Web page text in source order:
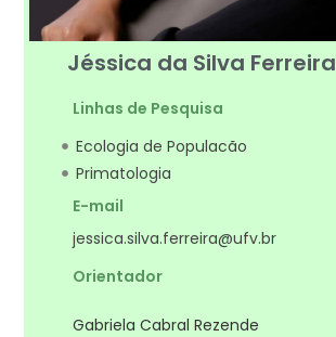
Jéssica da Silva Ferreira
Linhas de Pesquisa
Ecologia de Populacão
Primatologia
E-mail
jessica.silva.ferreira@ufv.br
Orientador
Gabriela Cabral Rezende